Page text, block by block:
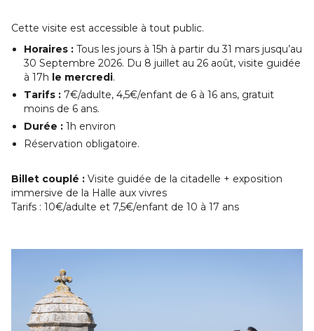
Cette visite est accessible à tout public.
Horaires : Tous les jours à 15h à partir du 31 mars jusqu’au
30 Septembre 2026. Du 8 juillet au 26 août, visite guidée
à 17h le mercredi.
Tarifs : 7€/adulte, 4,5€/enfant de 6 à 16 ans, gratuit
moins de 6 ans.
Durée : 1h environ
Réservation obligatoire.
Billet couplé : Visite guidée de la citadelle + exposition
immersive de la Halle aux vivres
Tarifs : 10€/adulte et 7,5€/enfant de 10 à 17 ans